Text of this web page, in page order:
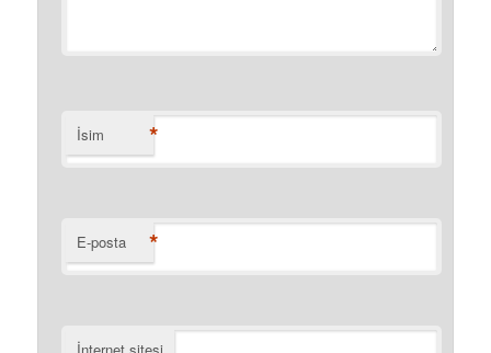
İsim *
E-posta *